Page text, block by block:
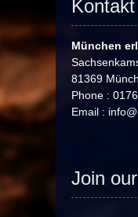
München
81369
Phone :
Email :
Join